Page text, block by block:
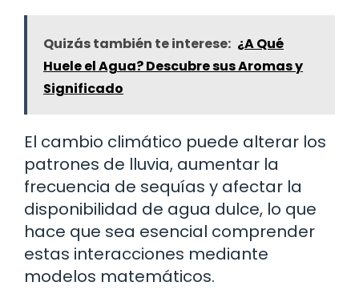
Quizás también te interese: ¿A Qué
Huele el Agua? Descubre sus Aromas y
Significado
El cambio climático puede alterar los
patrones de lluvia, aumentar la
frecuencia de sequías y afectar la
disponibilidad de agua dulce, lo que
hace que sea esencial comprender
estas interacciones mediante
modelos matemáticos.